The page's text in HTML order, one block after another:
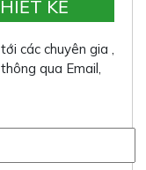
KẾ
các chuyên gia ,
qua Email,